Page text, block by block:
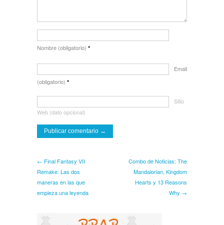
Nombre (obligatorio) *
Email
(obligatorio) *
Sitio
Web (dato opcional)
← Final Fantasy VII
Remake: Las dos
maneras en las que
empieza una leyenda
Combo de Noticias: The
Mandalorian, Kingdom
Hearts y 13 Reasons
Why →